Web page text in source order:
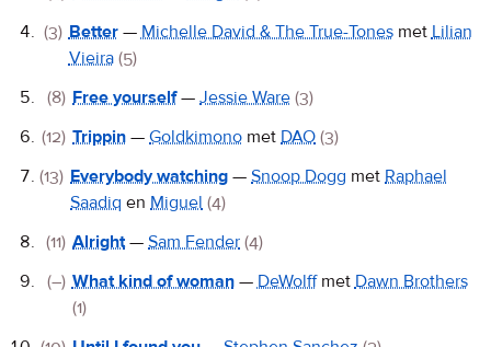
(3) Better— Michelle David & The True-Tonesmet Lilian
Vieira (5)
(8) Free yourself— Jessie Ware (3)
(12) Trippin — Goldkimono met DAO (3)
(13) Everybody watching — Snoop Dogg met Raphael
Saadiq en Miguel (4)
(11) Alright— Sam Fender (4)
(–) What kind of woman— DeWolffmet Dawn Brothers
(1)